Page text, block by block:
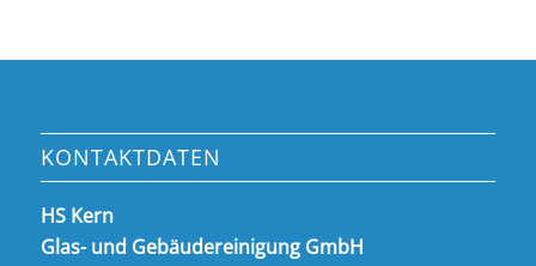
KONTAKTDATEN
HS Kern
Glas- und Gebäudereinigung GmbH